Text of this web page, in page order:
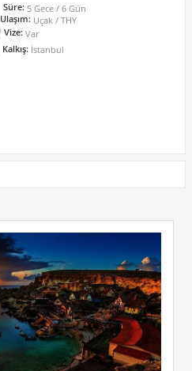
Süre: 5 Gece / 6 Gün
Ulaşım: Uçak / THY
Vize: Var
Kalkış: İstanbul